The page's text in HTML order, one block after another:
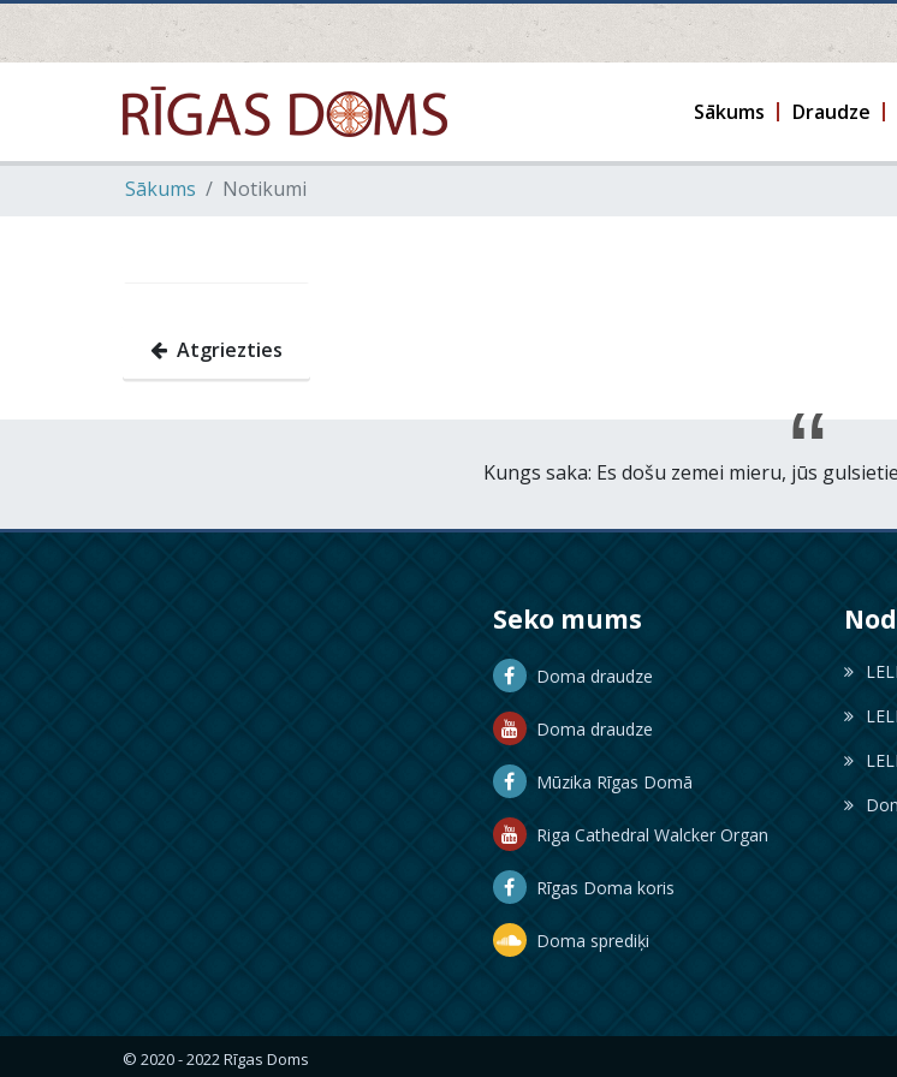
Sākums Draudze
Sākums Notikumi
Atgriezties
Kungs saka: Es došu zemei mieru, jūs
Seko mums
Doma draudze
Doma draudze
Mūzika Rīgas Domā
Riga Cathedral Walcker Organ
Rīgas Doma koris
Doma sprediķi
© 2020 - 2022 Rīgas Doms